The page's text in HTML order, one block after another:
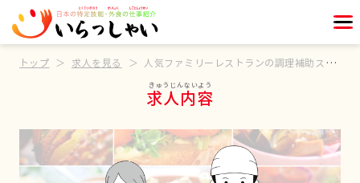
トップ 求人を見る 人気ファミリーレストランの調理補助スタッフ
求人内容